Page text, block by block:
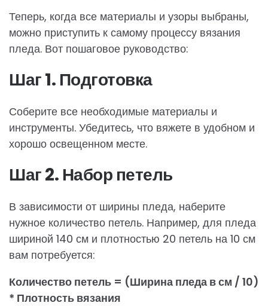
Теперь, когда все материалы и узоры выбраны,
можно приступить к самому процессу вязания
пледа. Вот пошаговое руководство:
Шаг 1. Подготовка
Соберите все необходимые материалы и
инструменты. Убедитесь, что вяжете в удобном и
хорошо освещенном месте.
Шаг 2. Набор петель
В зависимости от ширины пледа, наберите
нужное количество петель. Например, для пледа
шириной 140 см и плотностью 20 петель на 10 см
вам потребуется:
Количество петель = (Ширина пледа в см / 10)
* Плотность вязания